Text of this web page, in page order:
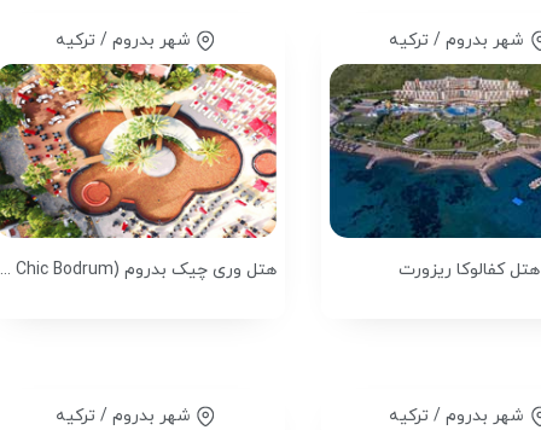
شهر بدروم / ترکیه
هتل کفالوکا ریزورت
شهر بدروم / ترکیه
هتل وری چیک بدروم (Very Chic Bodrum)
شهر بدروم / ترکیه شهر بدروم / ترکیه